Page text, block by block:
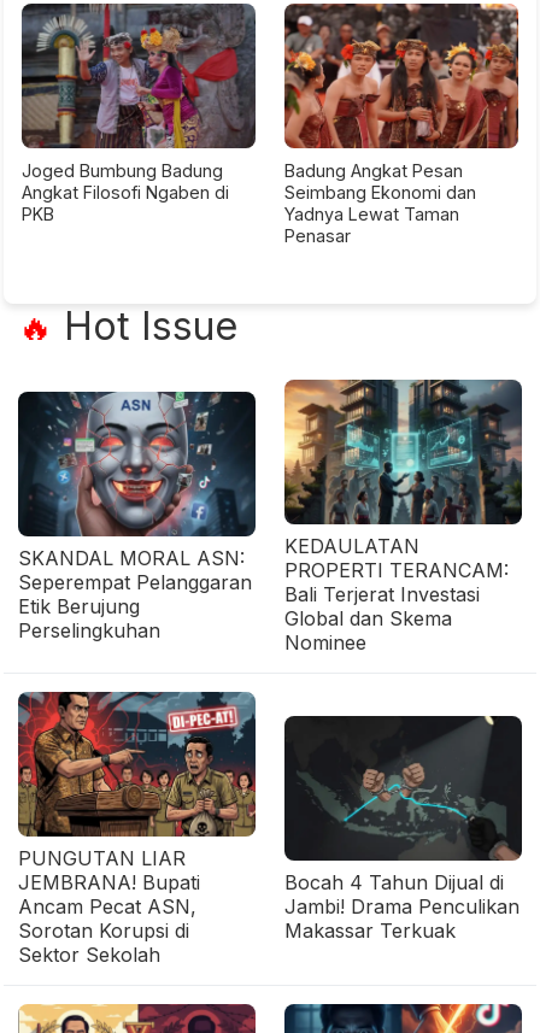
Joged Bumbung Badung
Angkat Filosofi Ngaben di
PKB
Badung Angkat Pesan
Seimbang Ekonomi dan
Yadnya Lewat Taman
Penasar
🔥 Hot Issue
SKANDAL MORAL ASN:
Seperempat Pelanggaran
Etik Berujung
Perselingkuhan
KEDAULATAN
PROPERTI TERANCAM:
Bali Terjerat Investasi
Global dan Skema
Nominee
PUNGUTAN LIAR
JEMBRANA! Bupati
Ancam Pecat ASN,
Sorotan Korupsi di
Sektor Sekolah
Bocah 4 Tahun Dijual di
Jambi! Drama Penculikan
Makassar Terkuak